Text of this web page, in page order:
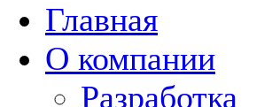
Главная
О компании
Разработка